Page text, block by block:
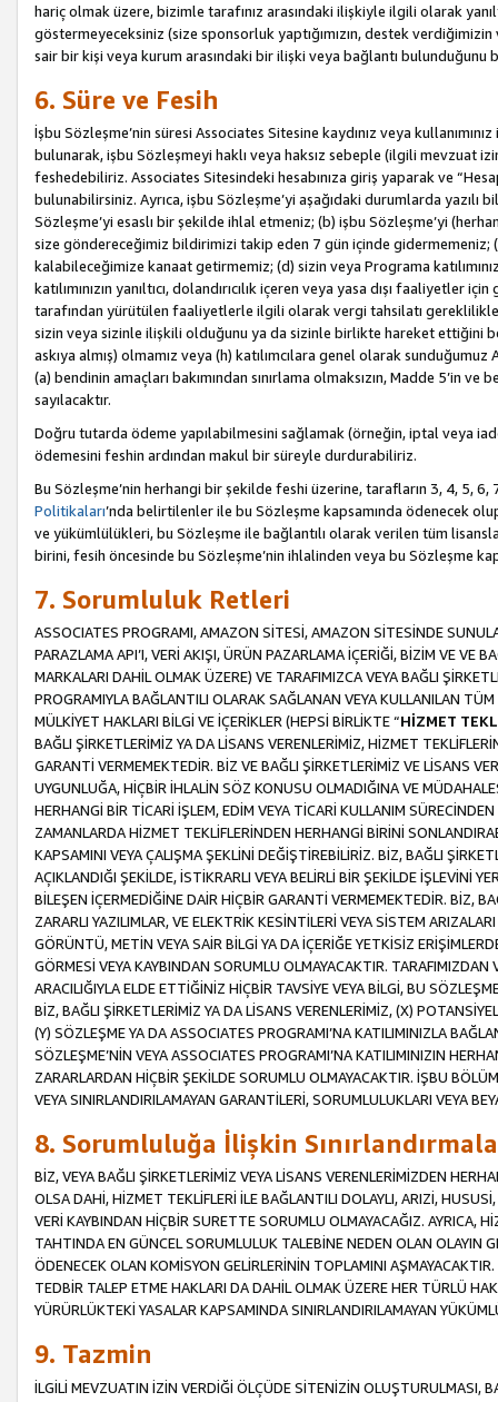
hariç olmak üzere, bizimle tarafınız arasındaki ilişkiyle ilgili olarak
göstermeyeceksiniz (size sponsorluk yaptığımızın, destek
sair bir kişi veya kurum arasındaki bir ilişki veya bağlantı bulunduğunu
6. Süre ve Fesih
İşbu Sözleşme’nin süresi Associates Sitesine kaydınız veya
bulunarak, işbu Sözleşmeyi haklı veya haksız sebeple (ilgili mevzuat
feshedebiliriz. Associates Sitesindeki hesabınıza giriş yaparak ve
bulunabilirsiniz. Ayrıca, işbu Sözleşme’yi aşağıdaki durumlarda yazılı
Sözleşme’yi esaslı bir şekilde ihlal etmeniz; (b) işbu Sözleşme’yi
size göndereceğimiz bildirimizi takip eden 7 gün içinde gidermemeniz;
kalabileceğimize kanaat getirmemiz; (d) sizin veya Programa
katılımınızın yanıltıcı, dolandırıcılık içeren veya yasa dışı
tarafından yürütülen faaliyetlerle ilgili olarak vergi tahsilatı
sizin veya sizinle ilişkili olduğunu ya da sizinle birlikte hareket ettiğini
askıya almış) olmamız veya (h) katılımcılara genel olarak
(a) bendinin amaçları bakımından sınırlama olmaksızın, Madde 5’in
sayılacaktır.
Doğru tutarda ödeme yapılabilmesini sağlamak (örneğin, iptal veya
ödemesini feshin ardından makul bir süreyle durdurabiliriz.
Bu Sözleşme’nin herhangi bir şekilde feshi üzerine, tarafların 3, 4, 5,
Politikaları’nda belirtilenler ile bu Sözleşme kapsamında ödenecek
ve yükümlülükleri, bu Sözleşme ile bağlantılı olarak verilen tüm
birini, fesih öncesinde bu Sözleşme’nin ihlalinden veya bu Sözleşme
7. Sorumluluk Retleri
ASSOCIATES PROGRAMI, AMAZON SİTESİ, AMAZON SİTESİNDE
PARAZLAMA API’I, VERİ AKIŞI, ÜRÜN PAZARLAMA İÇERİĞİ, BİZİM VE VE
MARKALARI DAHİL OLMAK ÜZERE) VE TARAFIMIZCA VEYA BAĞLI
PROGRAMIYLA BAĞLANTILI OLARAK SAĞLANAN VEYA KULLANILAN
MÜLKİYET HAKLARI BİLGİ VE İÇERİKLER (HEPSİ BİRLİKTE “HİZMET
BAĞLI ŞİRKETLERİMİZ YA DA LİSANS VERENLERİMİZ, HİZMET
GARANTİ VERMEMEKTEDİR. BİZ VE BAĞLI ŞİRKETLERİMİZ VE LİSANS
UYGUNLUĞA, HİÇBİR İHLALİN SÖZ KONUSU OLMADIĞINA VE
HERHANGİ BİR TİCARİ İŞLEM, EDİM VEYA TİCARİ KULLANIM
ZAMANLARDA HİZMET TEKLİFLERİNDEN HERHANGİ BİRİNİ
KAPSAMINI VEYA ÇALIŞMA ŞEKLİNİ DEĞİŞTİREBİLİRİZ. BİZ, BAĞLI
AÇIKLANDIĞI ŞEKİLDE, İSTİKRARLI VEYA BELİRLİ BİR ŞEKİLDE İŞLEVİNİ
BİLEŞEN İÇERMEDİĞİNE DAİR HİÇBİR GARANTİ VERMEMEKTEDİR. BİZ,
ZARARLI YAZILIMLAR, VE ELEKTRİK KESİNTİLERİ VEYA SİSTEM
GÖRÜNTÜ, METİN VEYA SAİR BİLGİ YA DA İÇERİĞE YETKİSİZ
GÖRMESİ VEYA KAYBINDAN SORUMLU OLMAYACAKTIR.
ARACILIĞIYLA ELDE ETTİĞİNİZ HİÇBİR TAVSİYE VEYA BİLGİ, BU
BİZ, BAĞLI ŞİRKETLERİMİZ YA DA LİSANS VERENLERİMİZ, (X)
(Y) SÖZLEŞME YA DA ASSOCIATES PROGRAMI’NA KATILIMINIZLA
SÖZLEŞME’NİN VEYA ASSOCIATES PROGRAMI’NA KATILIMINIZIN
ZARARLARDAN HİÇBİR ŞEKİLDE SORUMLU OLMAYACAKTIR. İŞBU
VEYA SINIRLANDIRILAMAYAN GARANTİLERİ, SORUMLULUKLARI VEYA
8. Sorumluluğa İlişkin
BİZ, VEYA BAĞLI ŞİRKETLERİMİZ VEYA LİSANS VERENLERİMİZDEN
OLSA DAHİ, HİZMET TEKLİFLERİ İLE BAĞLANTILI DOLAYLI, ARIZİ,
VERİ KAYBINDAN HİÇBİR SURETTE SORUMLU OLMAYACAĞIZ. AYRICA,
TAHTINDA EN GÜNCEL SORUMLULUK TALEBİNE NEDEN OLAN OLAYIN
ÖDENECEK OLAN KOMİSYON GELİRLERİNİN TOPLAMINI
TEDBİR TALEP ETME HAKLARI DA DAHİL OLMAK ÜZERE HER TÜRLÜ
YÜRÜRLÜKTEKİ YASALAR KAPSAMINDA SINIRLANDIRILAMAYAN
9. Tazmin
İLGİLİ MEVZUATIN İZİN VERDİĞİ ÖLÇÜDE SİTENİZİN OLUŞTURULMASI,